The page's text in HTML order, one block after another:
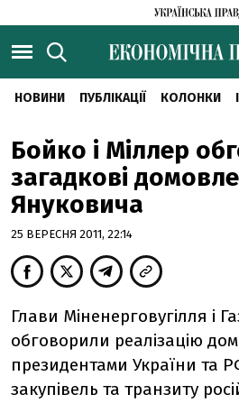
НОВИНИ ПУБЛІКАЦІЇ КОЛОНКИ
Бойко і Міллер
загадкові
Януковича
25 ВЕРЕСНЯ 2011, 22:14
Глави Міненерговугілля і
обговорили реалізацію
президентами України та
закупівель та транзиту